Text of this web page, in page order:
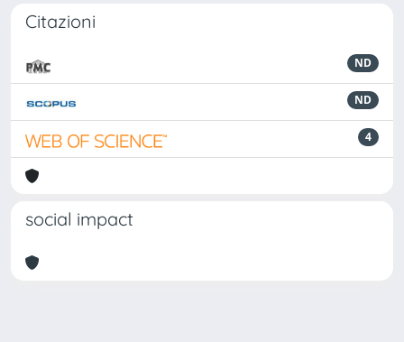
Citazioni
ND
ND
4
social impact